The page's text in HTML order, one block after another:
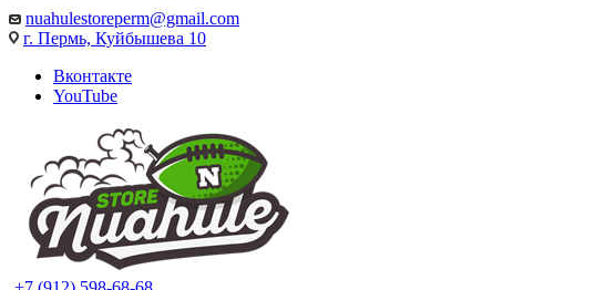
nuahulestoreperm@gmail.com
г. Пермь, Куйбышева 10
Вконтакте
YouTube